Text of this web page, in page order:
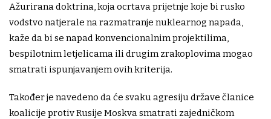
Ažurirana doktrina, koja ocrtava prijetnje koje bi rusko
vodstvo natjerale na razmatranje nuklearnog napada,
kaže da bi se napad konvencionalnim projektilima,
bespilotnim letjelicama ili drugim zrakoplovima mogao
smatrati ispunjavanjem ovih kriterija.
Također je navedeno da će svaku agresiju države članice
koalicije protiv Rusije Moskva smatrati zajedničkom